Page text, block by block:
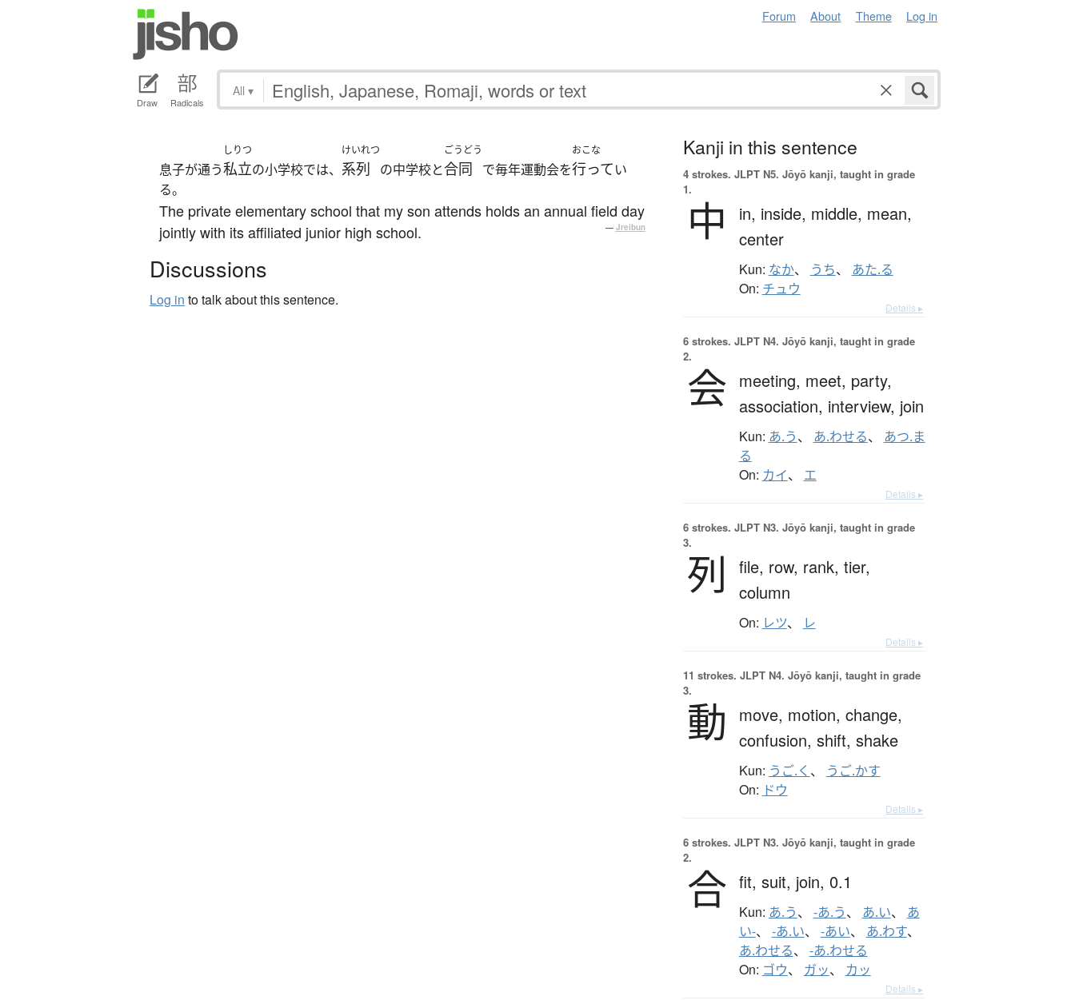
Forum About Theme Log in
Draw Radicals
All ▾
息子が通う
しりつ
私立の小学校では、
けいれつ
系列 の中学校と
ごうどう
合同 で毎年運動会を
おこな
行ってい
る。
The private elementary school that my son attends holds an annual field day
jointly with its affiliated junior high school.
— Jreibun
Discussions
Log in to talk about this sentence.
Kanji in this sentence
4 strokes. JLPT N5. Jōyō kanji, taught in grade
1.
中 in, inside, middle, mean,
center
Kun: なか、 うち、 あた.る
On: チュウ
Details ▸
6 strokes. JLPT N4. Jōyō kanji, taught in grade
2.
会 meeting, meet, party,
association, interview, join
Kun: あ.う、 あ.わせる、 あつ.ま
る
On: カイ、 エ
Details ▸
6 strokes. JLPT N3. Jōyō kanji, taught in grade
3.
列 file, row, rank, tier,
column
On: レツ、 レ
Details ▸
11 strokes. JLPT N4. Jōyō kanji, taught in grade
3.
動 move, motion, change,
confusion, shift, shake
Kun: うご.く 、 うご.かす
On: ドウ
Details ▸
6 strokes. JLPT N3. Jōyō kanji, taught in grade
2.
合 fit, suit, join, 0.1
Kun: あ.う、 -あ.う、 あ.い、 あ
い-、 -あ.い、 -あい、 あ.わす、
あ.わせる、 -あ.わせる
On: ゴウ、 ガッ、 カッ
Details ▸